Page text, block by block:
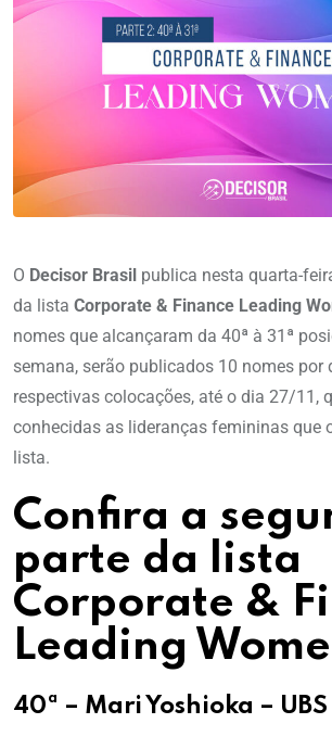
O Decisor Brasil publica nesta quarta-
da lista Corporate & Finance Leading
nomes que alcançaram da 40ª à 31ª
semana, serão publicados 10 nomes por
respectivas colocações, até o dia 27/11,
conhecidas as lideranças femininas que
lista.
Confira a
parte da lista
Corporate &
Leading
40ª – Mari Yoshioka – UBS